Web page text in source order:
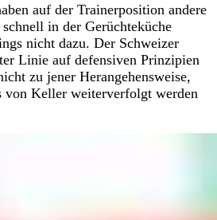
auf der Trainerposition andere
in der Gerüchteküche
nicht dazu. Der Schweizer
Linie auf defensiven Prinzipien
zu jener Herangehensweise,
von Keller weiterverfolgt werden